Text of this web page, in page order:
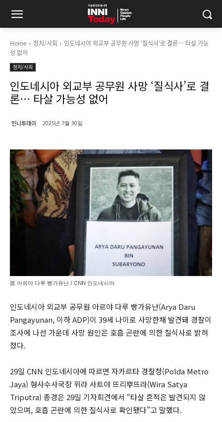
Home 정치/사회
인도네시아 외교부 공무원 사망 ‘질식사’로 결론… 타살 가능
성 없어
정치/사회
인도네시아 외교부 공무원 사망 ‘질식사’로 결
론… 타살 가능성 없어
인니투데이 2025년 7월 30일
故 아르야 다루 빵가유난 / CNN 인도네시아
인도네시아 외교부 공무원 아르야 다루 빵가유난(Arya Daru
Pangayunan, 이하 ADP)이 39세 나이로 사망한채 발견돼 경찰이
조사에 나선 가운데 사망 원인은 호흡 곤란에 의한 질식사로 밝혀
졌다.
29일 CNN 인도네시아에 따르면 자카르타 경찰청(Polda Metro
Jaya) 형사수사국장 위라 사트야 뜨리뿌뜨라(Wira Satya
Triputra) 총경은 29일 기자회견에서 “타살 흔적은 발견되지 않
았으며, 호흡 곤란에 의한 질식사로 확인됐다”고 말했다.